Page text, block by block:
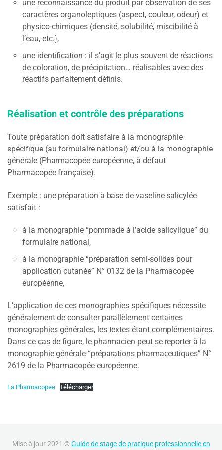
une reconnaissance du produit par observation de ses
caractères organoleptiques (aspect, couleur, odeur) et
physico-chimiques (densité, solubilité, miscibilité à
l’eau, etc.),
une identification : il s’agit le plus souvent de réactions
de coloration, de précipitation… réalisables avec des
réactifs parfaitement définis.
Réalisation et contrôle des préparations
Toute préparation doit satisfaire à la monographie
spécifique (au formulaire national) et/ou à la monographie
générale (Pharmacopée européenne, à défaut
Pharmacopée française).
Exemple : une préparation à base de vaseline salicylée
satisfait :
à la monographie “pommade à l’acide salicylique” du
formulaire national,
à la monographie “préparation semi-solides pour
application cutanée” N° 0132 de la Pharmacopée
européenne,
L’application de ces monographies spécifiques nécessite
généralement de consulter parallèlement certaines
monographies générales, les textes étant complémentaires.
Dans ce cas de figure, le pharmacien peut se reporter à la
monographie générale “préparations pharmaceutiques” N°
2619 de la Pharmacopée européenne.
La Pharmacopee Télécharger
Mise à jour 2021 ©Guide de stage de pratique professionnelle en